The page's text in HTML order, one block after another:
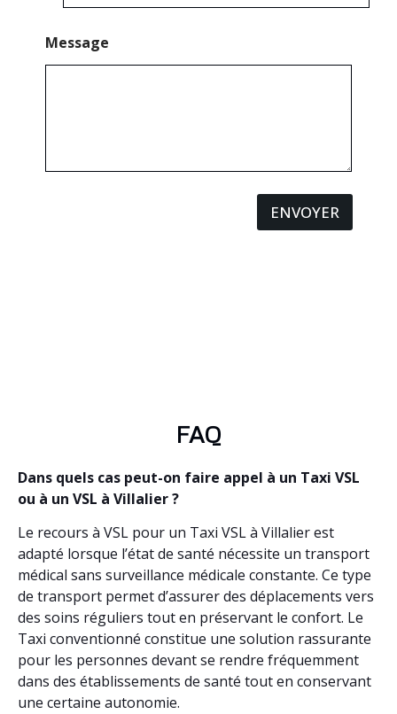
Message
ENVOYER
FAQ
Dans quels cas peut-on faire appel à un Taxi VSL
ou à un VSL à Villalier ?
Le recours à VSL pour un Taxi VSL à Villalier est
adapté lorsque l’état de santé nécessite un transport
médical sans surveillance médicale constante. Ce type
de transport permet d’assurer des déplacements vers
des soins réguliers tout en préservant le confort. Le
Taxi conventionné constitue une solution rassurante
pour les personnes devant se rendre fréquemment
dans des établissements de santé tout en conservant
une certaine autonomie.